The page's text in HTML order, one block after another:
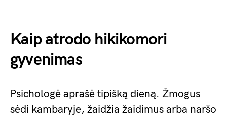
Kaip atrodo hikikomori
gyvenimas
Psichologė aprašė tipišką dieną. Žmogus
sėdi kambaryje, žaidžia žaidimus arba naršo